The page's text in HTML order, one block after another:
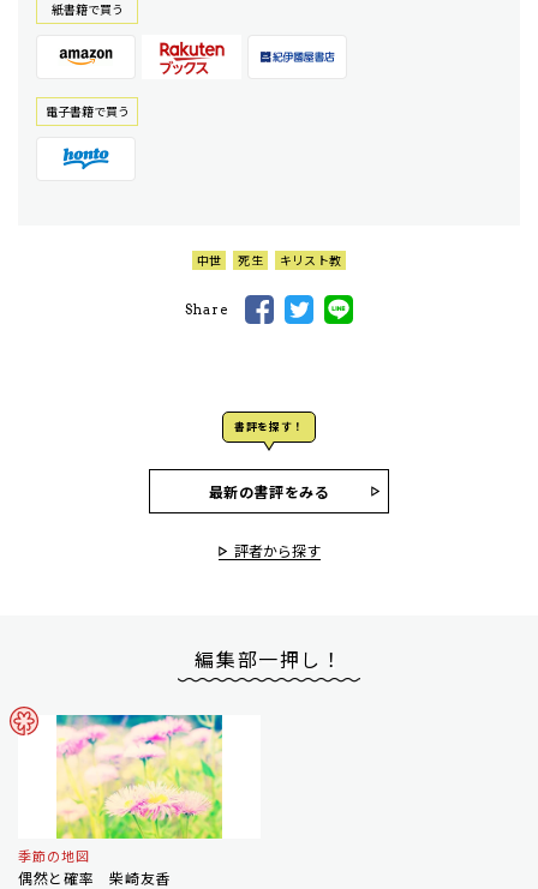
紙書籍で買う
電⼦書籍で買う
中世 死生 キリスト教
Share
書評を探す！
最新の書評をみる
評者から探す
編集部一押し！
季節の地図
偶然と確率 柴崎友香